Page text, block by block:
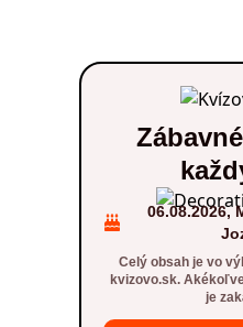
06.08.2026,
Celý obsah je vo
kvizovo.sk.
je